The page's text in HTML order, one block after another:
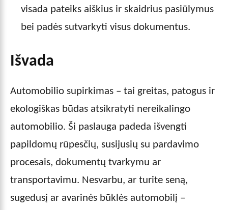
visada pateiks aiškius ir skaidrius pasiūlymus
bei padės sutvarkyti visus dokumentus.
Išvada
Automobilio supirkimas – tai greitas, patogus ir
ekologiškas būdas atsikratyti nereikalingo
automobilio. Ši paslauga padeda išvengti
papildomų rūpesčių, susijusių su pardavimo
procesais, dokumentų tvarkymu ar
transportavimu. Nesvarbu, ar turite seną,
sugedusį ar avarinės būklės automobilį –